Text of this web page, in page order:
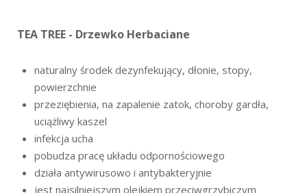
TEA TREE - Drzewko Herbaciane
naturalny środek dezynfekujący, dłonie, stopy,
powierzchnie
przeziębienia, na zapalenie zatok, choroby gardła,
uciążliwy kaszel
infekcja ucha
pobudza pracę układu odpornościowego
działa antywirusowo i antybakteryjnie
jest najsilniejszym olejkiem przeciwgrzybiczym